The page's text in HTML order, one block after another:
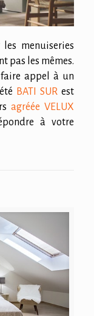
menuiseries
pas les mêmes.
faire appel à un
BATI SUR est
agréée VELUX
à votre